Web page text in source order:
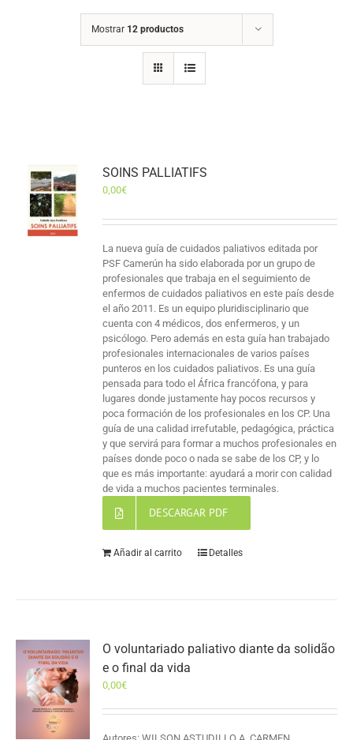
Mostrar 12 productos
SOINS PALLIATIFS
0,00€
La nueva guía de cuidados paliativos editada por
PSF Camerún ha sido elaborada por un grupo de
profesionales que trabaja en el seguimiento de
enfermos de cuidados paliativos en este país desde
el año 2011. Es un equipo pluridisciplinario que
cuenta con 4 médicos, dos enfermeros, y un
psicólogo. Pero además en esta guía han trabajado
profesionales internacionales de varios países
punteros en los cuidados paliativos. Es una guía
pensada para todo el África francófona, y para
lugares donde justamente hay pocos recursos y
poca formación de los profesionales en los CP. Una
guía de una calidad irrefutable, pedagógica, práctica
y que servirá para formar a muchos profesionales en
países donde poco o nada se sabe de los CP, y lo
que es más importante: ayudará a morir con calidad
de vida a muchos pacientes terminales.
DESCARGAR PDF
Añadir al carrito Detalles
O voluntariado paliativo diante da solidão
e o final da vida
0,00€